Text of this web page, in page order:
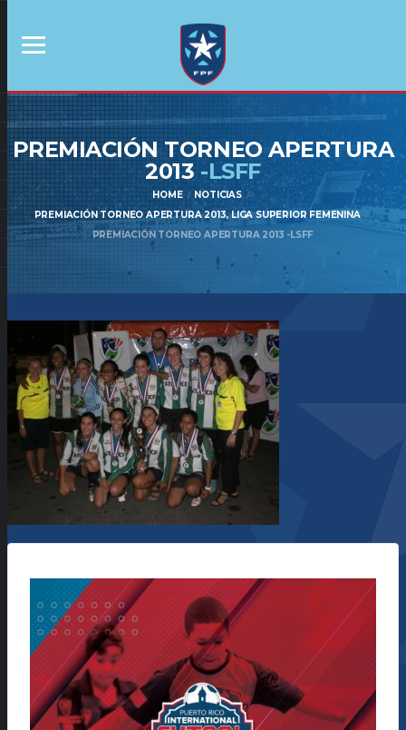
PREMIACIÓN TORNEO APERTURA
2013-LSFF
HOME
NOTICIAS
PREMIACIÓN TORNEO APERTURA 2013, LIGA SUPERIOR FEMENINA
PREMIACIÓN TORNEO APERTURA 2013 -LSFF